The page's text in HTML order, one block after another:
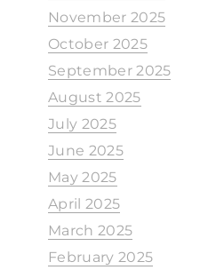
November 2025
October 2025
September 2025
August 2025
July 2025
June 2025
May 2025
April 2025
March 2025
February 2025